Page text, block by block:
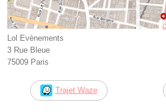
Lol Evènements
3 Rue Bleue
75009 Paris
Trajet Waze